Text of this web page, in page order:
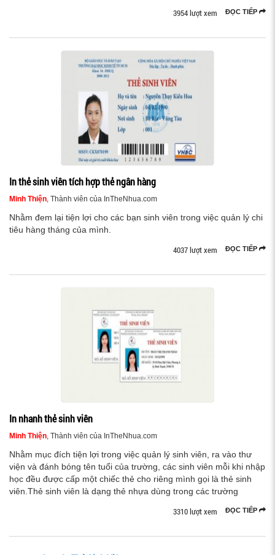
ĐỌC TIẾP
3954 lượt xem
In thẻ sinh viên tích hợp thẻ ngân hàng
Minh Thiện, Thành viên của InTheNhua.com
Nhằm đem lại tiện lợi cho các bạn sinh viên trong việc quản lý chi
tiêu hàng tháng của mình.
ĐỌC TIẾP
4037 lượt xem
In nhanh thẻ sinh viên
Minh Thiện, Thành viên của InTheNhua.com
Nhằm mục đích tiện lợi trong việc quản lý sinh viên, ra vào thư
viện và đánh bóng tên tuổi của trường, các sinh viên mỗi khi nhập
học đều được cấp một chiếc thẻ cho riêng mình gọi là thẻ sinh
viên.Thẻ sinh viên là dạng thẻ nhựa dùng trong các trường
ĐỌC TIẾP
3310 lượt xem